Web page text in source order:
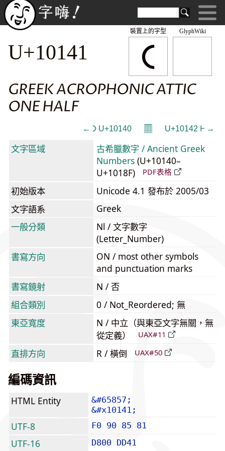
GlyphWiki
𐅁
裝置上的字型
U+10141
GREEK ACROPHONIC ATTIC
ONE HALF
← 𐅀 U+10140 𝄜 U+10142 𐅂 →
文字區域
古希臘數字 / Ancient Greek
Numbers (U+10140–
U+1018F)
PDF表格
初始版本
Unicode 4.1 發布於 2005/03
文字語系
Greek
一般分類
Nl / 文字數字
(Letter_Number)
書寫方向
ON / most other symbols
and punctuation marks
書寫鏡射
N / 否
組合類別
0 / Not_Reordered; 無
東亞寬度
N / 中立（與東亞文字無關，無
從定義）
UAX#11
直排方向 R / 橫倒 UAX#50
編碼資訊
HTML Entity
&#65857;
&#x10141;
UTF-8 F0 90 85 81
UTF-16 D800 DD41